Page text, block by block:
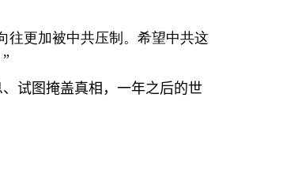
往更加被中共压制。希望中共这
试图掩盖真相，一年之后的世